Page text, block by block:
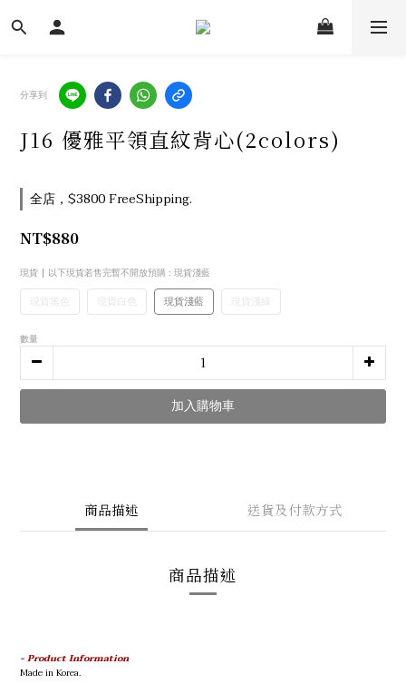
分享到
J16 優雅平領直紋背心(2colors)
全店，$3800 FreeShipping.
NT$880
現貨 | 以下現貨若售完暫不開放預購 : 現貨淺藍
現貨黑色 現貨白色 現貨淺藍 現貨淺綠
數量
加入購物車
商品描述 送貨及付款方式
商品描述
- Product Information
Made in Korea.